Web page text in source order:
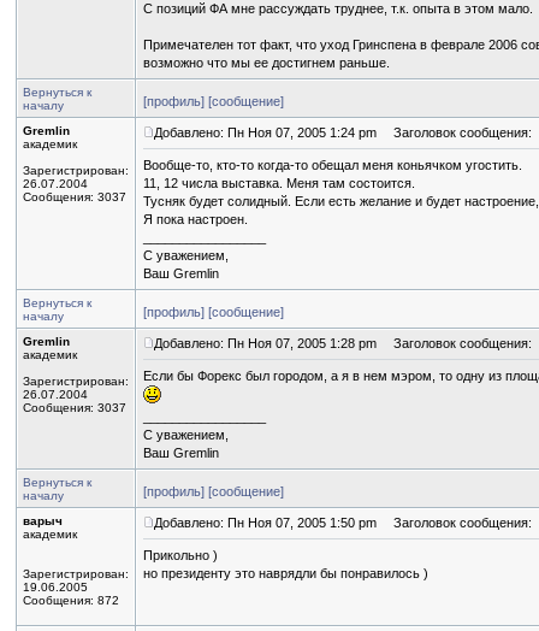
С позиций ФА мне рассуждать труднее, т.к. опыта в этом мало.
Примечателен тот факт, что уход Гринспена в феврале 2006
возможно что мы ее достигнем раньше.
Вернуться к
началу
[профиль] [сообщение]
Gremlin
академик
Зарегистрирован:
26.07.2004
Сообщения: 3037
Добавлено: Пн Ноя 07, 2005 1:24 pm Заголовок сообщения:
Вообще-то, кто-то когда-то обещал меня коньячком угостить.
11, 12 числа выставка. Меня там состоится.
Тусняк будет солидный. Если есть желание и будет
Я пока настроен.
С уважением,
Ваш Gremlin
Вернуться к
началу
[профиль] [сообщение]
Gremlin
академик
Зарегистрирован:
26.07.2004
Сообщения: 3037
Добавлено: Пн Ноя 07, 2005 1:28 pm Заголовок сообщения:
Если бы Форекс был городом, а я в нем мэром, то одну из
С уважением,
Ваш Gremlin
Вернуться к
началу
[профиль] [сообщение]
варыч
академик
Зарегистрирован:
19.06.2005
Сообщения: 872
Добавлено: Пн Ноя 07, 2005 1:50 pm Заголовок сообщения:
Прикольно )
но президенту это наврядли бы понравилось )